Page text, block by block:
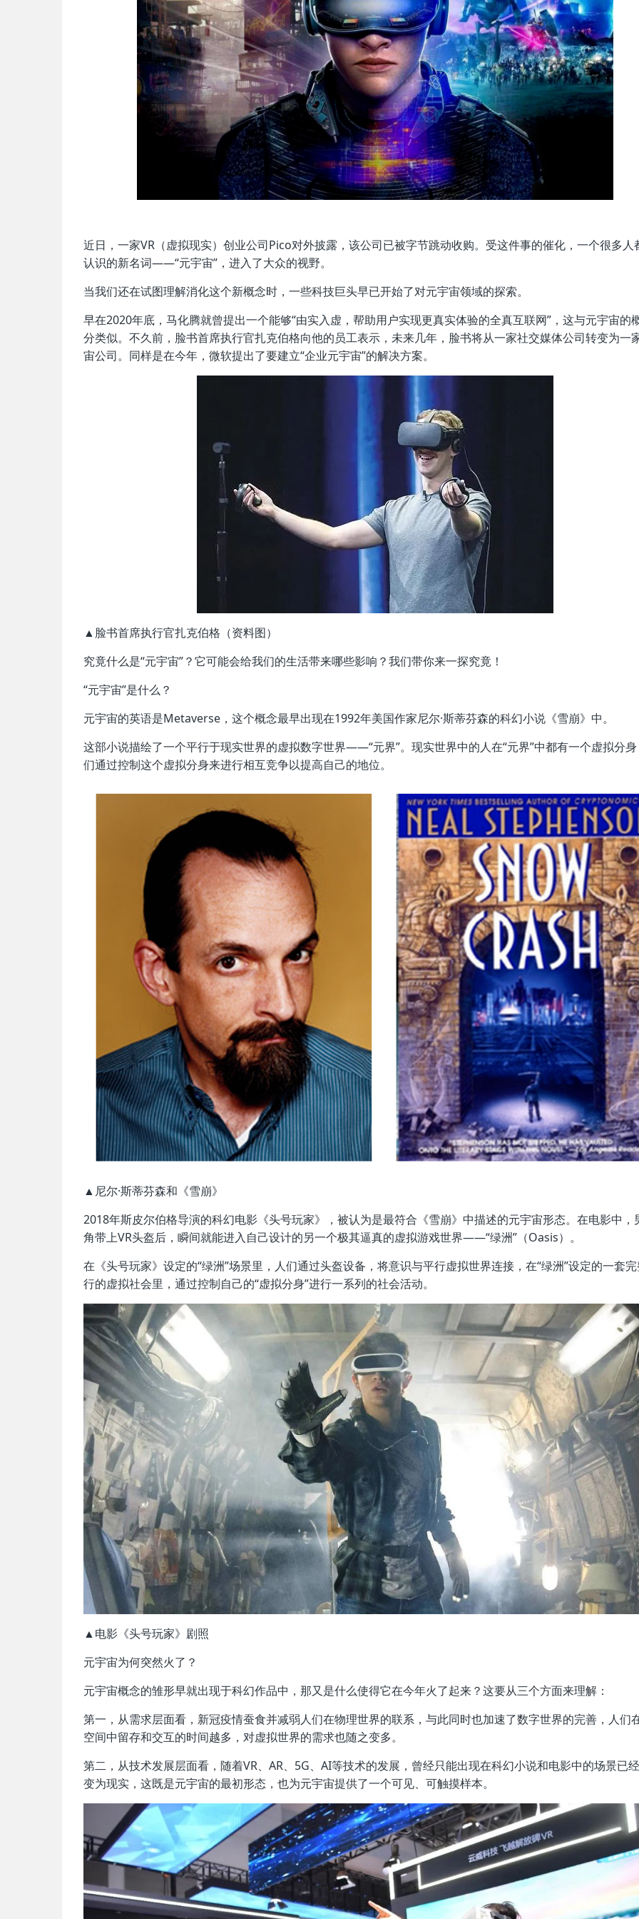
近日，一家VR（虚拟现实）创业公司Pico对外披露，该公司已被字节跳动收购。受这件事的催化，一个很多人
认识的新名词——“元宇宙”，进入了大众的视野。
当我们还在试图理解消化这个新概念时，一些科技巨头早已开始了对元宇宙领域的探索。
早在2020年底，马化腾就曾提出一个能够“由实入虚，帮助用户实现更真实体验的全真互联网”，这与元宇宙的
分类似。不久前，脸书首席执行官扎克伯格向他的员工表示，未来几年，脸书将从一家社交媒体公司转变为一
宙公司。同样是在今年，微软提出了要建立“企业元宇宙”的解决方案。
▲脸书首席执行官扎克伯格（资料图）
究竟什么是“元宇宙”？它可能会给我们的生活带来哪些影响？我们带你来一探究竟！
“元宇宙”是什么？
元宇宙的英语是Metaverse，这个概念最早出现在1992年美国作家尼尔·斯蒂芬森的科幻小说《雪崩》中。
这部小说描绘了一个平行于现实世界的虚拟数字世界——“元界”。现实世界中的人在“元界”中都有一个虚拟分
们通过控制这个虚拟分身来进行相互竞争以提高自己的地位。
▲尼尔·斯蒂芬森和《雪崩》
2018年斯皮尔伯格导演的科幻电影《头号玩家》，被认为是最符合《雪崩》中描述的元宇宙形态。在电影中，
角带上VR头盔后，瞬间就能进入自己设计的另一个极其逼真的虚拟游戏世界——“绿洲”（Oasis）。
在《头号玩家》设定的“绿洲”场景里，人们通过头盔设备，将意识与平行虚拟世界连接，在“绿洲”设定的一套
行的虚拟社会里，通过控制自己的“虚拟分身”进行一系列的社会活动。
▲电影《头号玩家》剧照
元宇宙为何突然火了？
元宇宙概念的雏形早就出现于科幻作品中，那又是什么使得它在今年火了起来？这要从三个方面来理解：
第一，从需求层面看，新冠疫情蚕食并减弱人们在物理世界的联系，与此同时也加速了数字世界的完善，人们
空间中留存和交互的时间越多，对虚拟世界的需求也随之变多。
第二，从技术发展层面看，随着VR、AR、5G、AI等技术的发展，曾经只能出现在科幻小说和电影中的场景已
变为现实，这既是元宇宙的最初形态，也为元宇宙提供了一个可见、可触摸样本。